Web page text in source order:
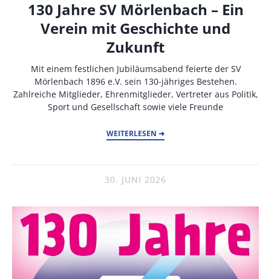
130 Jahre SV Mörlenbach – Ein
Verein mit Geschichte und
Zukunft
Mit einem festlichen Jubiläumsabend feierte der SV
Mörlenbach 1896 e.V. sein 130-jähriges Bestehen.
Zahlreiche Mitglieder, Ehrenmitglieder, Vertreter aus Politik,
Sport und Gesellschaft sowie viele Freunde
WEITERLESEN ➜
30. JUNI 2026